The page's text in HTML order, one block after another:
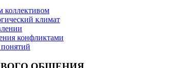
коллективом
климат
конфликтами